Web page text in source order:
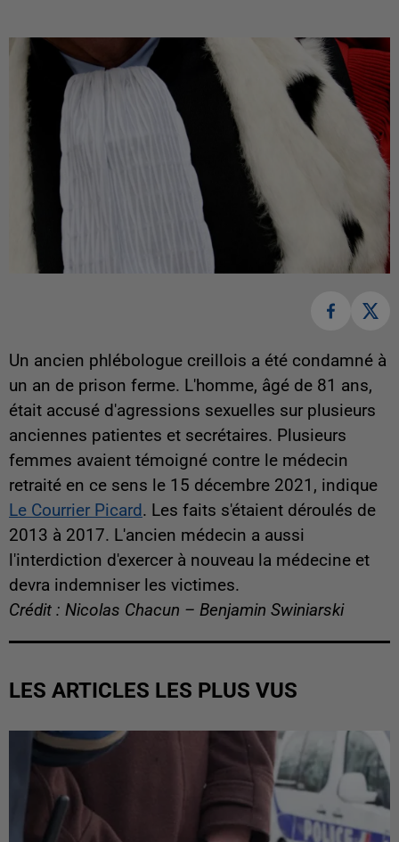
Un ancien phlébologue creillois a été condamné à
un an de prison ferme. L'homme, âgé de 81 ans,
était accusé d'agressions sexuelles sur plusieurs
anciennes patientes et secrétaires. Plusieurs
femmes avaient témoigné contre le médecin
retraité en ce sens le 15 décembre 2021, indique
Le Courrier Picard. Les faits s'étaient déroulés de
2013 à 2017. L'ancien médecin a aussi
l'interdiction d'exercer à nouveau la médecine et
devra indemniser les victimes.
Crédit : Nicolas Chacun – Benjamin Swiniarski
LES ARTICLES LES PLUS VUS